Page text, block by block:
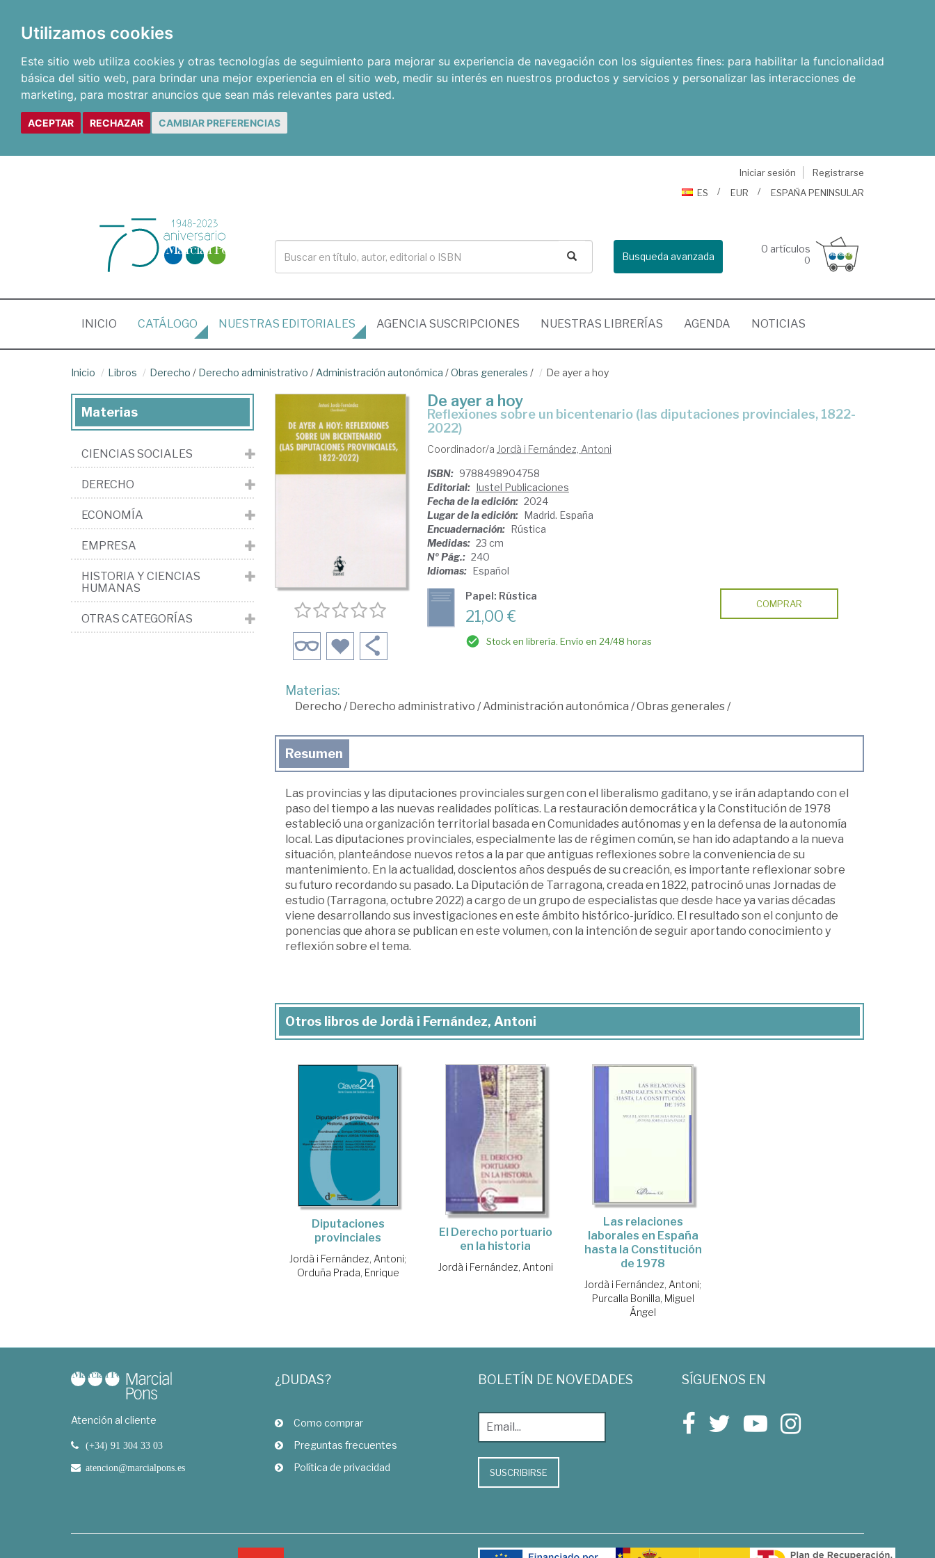
Utilizamos cookies
Este sitio web utiliza cookies y otras tecnologías de seguimiento para mejorar su experiencia de navegación con los siguientes fines: para habilitar la funcionalidad
básica del sitio web, para brindar una mejor experiencia en el sitio web, medir su interés en nuestros productos y servicios y personalizar las interacciones de
marketing, para mostrar anuncios que sean más relevantes para usted.
ACEPTAR RECHAZAR CAMBIAR PREFERENCIAS
Iniciar sesión
Registrarse
ES
EUR ESPAÑA PENINSULAR
Busqueda avanzada
0 artículos
0
INICIO (CURRENT)
CATÁLOGO NUESTRAS EDITORIALES AGENCIA SUSCRIPCIONES NUESTRAS LIBRERÍAS AGENDA NOTICIAS
Inicio Libros Derecho / Derecho administrativo / Administración autonómica /Obras generales / De ayer a hoy
De ayer a hoy
reflexiones sobre un bicentenario (las diputaciones provinciales, 1822-
2022)
Coordinador/a Jordà i Fernández, Antoni
ISBN: 9788498904758
Editorial: Iustel Publicaciones
Fecha de la edición: 2024
Lugar de la edición: Madrid. España
Encuadernación: Rústica
Medidas: 23 cm
Nº Pág.: 240
Idiomas: Español
Papel: Rústica
21,00 €
Stock en librería. Envío en 24/48 horas
COMPRAR
Materias:
Derecho /Derecho administrativo /Administración autonómica /Obras generales/
Resumen
Las provincias y las diputaciones provinciales surgen con el liberalismo gaditano, y se irán adaptando con el
paso del tiempo a las nuevas realidades políticas. La restauración democrática y la Constitución de 1978
estableció una organización territorial basada en Comunidades autónomas y en la defensa de la autonomía
local. Las diputaciones provinciales, especialmente las de régimen común, se han ido adaptando a la nueva
situación, planteándose nuevos retos a la par que antiguas reflexiones sobre la conveniencia de su
mantenimiento. En la actualidad, doscientos años después de su creación, es importante reflexionar sobre
su futuro recordando su pasado. La Diputación de Tarragona, creada en 1822, patrocinó unas Jornadas de
estudio (Tarragona, octubre 2022) a cargo de un grupo de especialistas que desde hace ya varias décadas
viene desarrollando sus investigaciones en este ámbito histórico-jurídico. El resultado son el conjunto de
ponencias que ahora se publican en este volumen, con la intención de seguir aportando conocimiento y
reflexión sobre el tema.
Otros libros de Jordà i Fernández, Antoni
Diputaciones
provinciales
Jordà i Fernández, Antoni;
Orduña Prada, Enrique
El Derecho portuario
en la historia
Jordà i Fernández, Antoni
Las relaciones
laborales en España
hasta la Constitución
de 1978
Jordà i Fernández, Antoni;
Purcalla Bonilla, Miguel
Ángel
Materias
CIENCIAS SOCIALES
DERECHO
ECONOMÍA
EMPRESA
HISTORIA Y CIENCIAS
HUMANAS
OTRAS CATEGORÍAS
Atención al cliente
(+34) 91 304 33 03
atencion@marcialpons.es
¿DUDAS?
Como comprar
Preguntas frecuentes
Política de privacidad
BOLETÍN DE NOVEDADES
SUSCRIBIRSE
SÍGUENOS EN